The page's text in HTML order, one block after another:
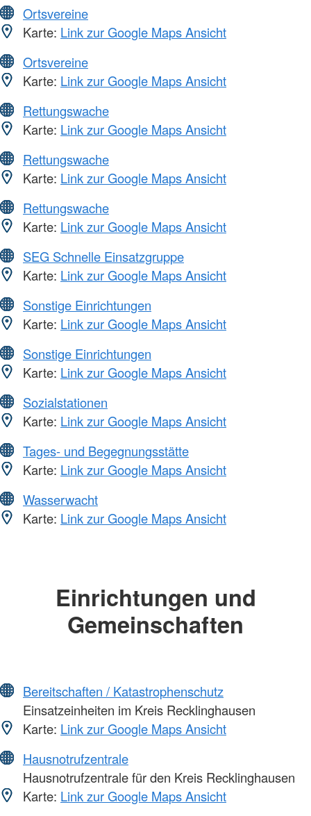
Ortsvereine
Karte: Link zur Google Maps Ansicht
Ortsvereine
Karte: Link zur Google Maps Ansicht
Rettungswache
Karte: Link zur Google Maps Ansicht
Rettungswache
Karte: Link zur Google Maps Ansicht
Rettungswache
Karte: Link zur Google Maps Ansicht
SEG Schnelle Einsatzgruppe
Karte: Link zur Google Maps Ansicht
Sonstige Einrichtungen
Karte: Link zur Google Maps Ansicht
Sonstige Einrichtungen
Karte: Link zur Google Maps Ansicht
Sozialstationen
Karte: Link zur Google Maps Ansicht
Tages- und Begegnungsstätte
Karte: Link zur Google Maps Ansicht
Wasserwacht
Karte: Link zur Google Maps Ansicht
Einrichtungen und
Gemeinschaften
Bereitschaften / Katastrophenschutz
Einsatzeinheiten im Kreis Recklinghausen
Karte: Link zur Google Maps Ansicht
Hausnotrufzentrale
Hausnotrufzentrale für den Kreis Recklinghausen
Karte: Link zur Google Maps Ansicht